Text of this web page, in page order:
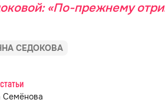
«По-прежнему
СЕДОКОВА